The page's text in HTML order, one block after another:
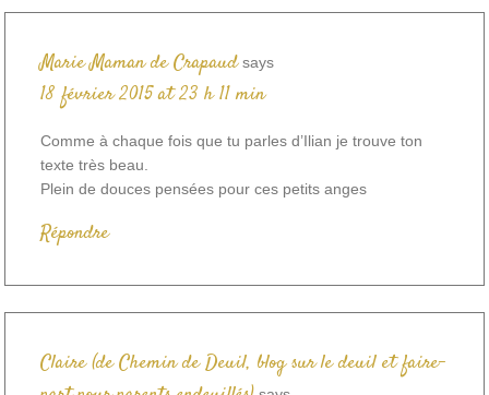
Marie Maman de Crapaud says
18 février 2015 at 23 h 11 min
Comme à chaque fois que tu parles d’Ilian je trouve ton
texte très beau.
Plein de douces pensées pour ces petits anges
Répondre
Claire (de Chemin de Deuil, blog sur le deuil et faire-